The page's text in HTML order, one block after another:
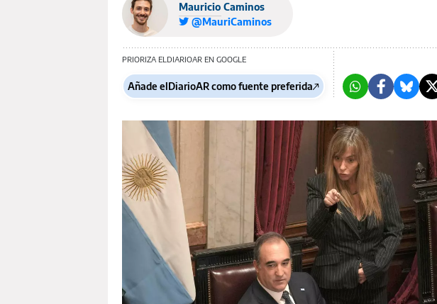
Mauricio Caminos
@MauriCaminos
PRIORIZA ELDIARIOAR EN GOOGLE
Añade elDiarioAR como fuente preferida